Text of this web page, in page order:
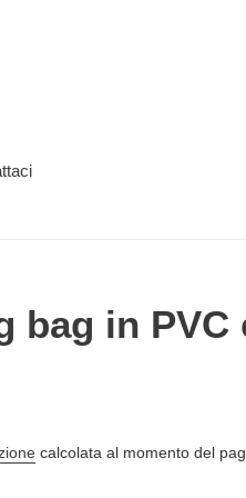
bag in PVC
calcolata al momento del